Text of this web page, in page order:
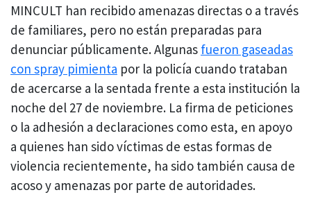
MINCULT han recibido amenazas directas o a través
de familiares, pero no están preparadas para
denunciar públicamente. Algunas fueron gaseadas
con spray pimienta por la policía cuando trataban
de acercarse a la sentada frente a esta institución la
noche del 27 de noviembre. La firma de peticiones
o la adhesión a declaraciones como esta, en apoyo
a quienes han sido víctimas de estas formas de
violencia recientemente, ha sido también causa de
acoso y amenazas por parte de autoridades.